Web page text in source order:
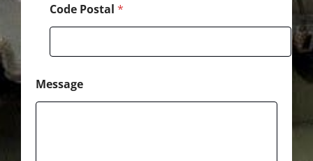
Code Postal *
Message